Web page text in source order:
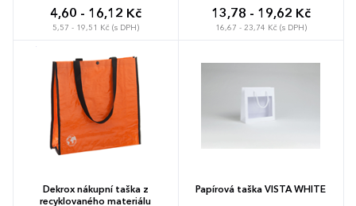
4,60 - 16,12 Kč
5,57 - 19,51 Kč (s DPH)
podtrhuje ekologický charakter. Využívá
dlouhá ucha, která dovolují komfortní
zavěšení přes rameno i při naplnění až do
činí z tašky univerzální volbu pro
Možnost brandingu: Produkt lze opatřit
potiskem dle vašich požadavků. Rádi vám
doporučíme nejvhodnější technologii
potisku s ohledem na design i váš
13,78 - 19,62 Kč
16,67 - 23,74 Kč (s DPH)
Dekrox nákupní taška z
recyklovaného materiálu
Papírová taška VISTA WHITE